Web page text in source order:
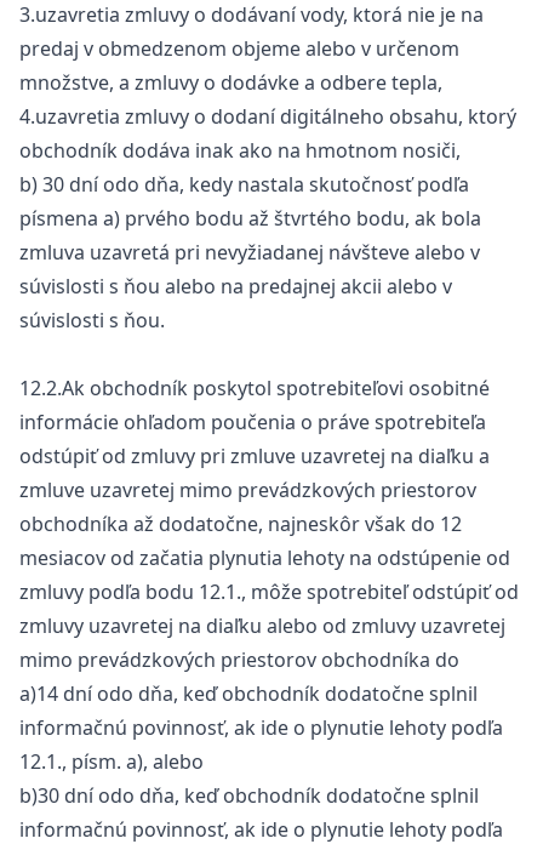
3.uzavretia zmluvy o dodávaní vody, ktorá nie je na
predaj v obmedzenom objeme alebo v určenom
množstve, a zmluvy o dodávke a odbere tepla,
4.uzavretia zmluvy o dodaní digitálneho obsahu, ktorý
obchodník dodáva inak ako na hmotnom nosiči,
b) 30 dní odo dňa, kedy nastala skutočnosť podľa
písmena a) prvého bodu až štvrtého bodu, ak bola
zmluva uzavretá pri nevyžiadanej návšteve alebo v
súvislosti s ňou alebo na predajnej akcii alebo v
súvislosti s ňou.
12.2.Ak obchodník poskytol spotrebiteľovi osobitné
informácie ohľadom poučenia o práve spotrebiteľa
odstúpiť od zmluvy pri zmluve uzavretej na diaľku a
zmluve uzavretej mimo prevádzkových priestorov
obchodníka až dodatočne, najneskôr však do 12
mesiacov od začatia plynutia lehoty na odstúpenie od
zmluvy podľa bodu 12.1., môže spotrebiteľ odstúpiť od
zmluvy uzavretej na diaľku alebo od zmluvy uzavretej
mimo prevádzkových priestorov obchodníka do
a)14 dní odo dňa, keď obchodník dodatočne splnil
informačnú povinnosť, ak ide o plynutie lehoty podľa
12.1., písm. a), alebo
b)30 dní odo dňa, keď obchodník dodatočne splnil
informačnú povinnosť, ak ide o plynutie lehoty podľa